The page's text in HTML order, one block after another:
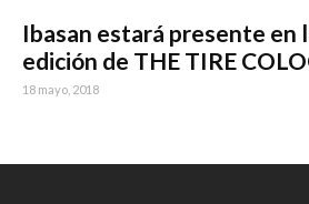
Ibasan estará presente en
edición de THE TIRE
18 mayo, 2018